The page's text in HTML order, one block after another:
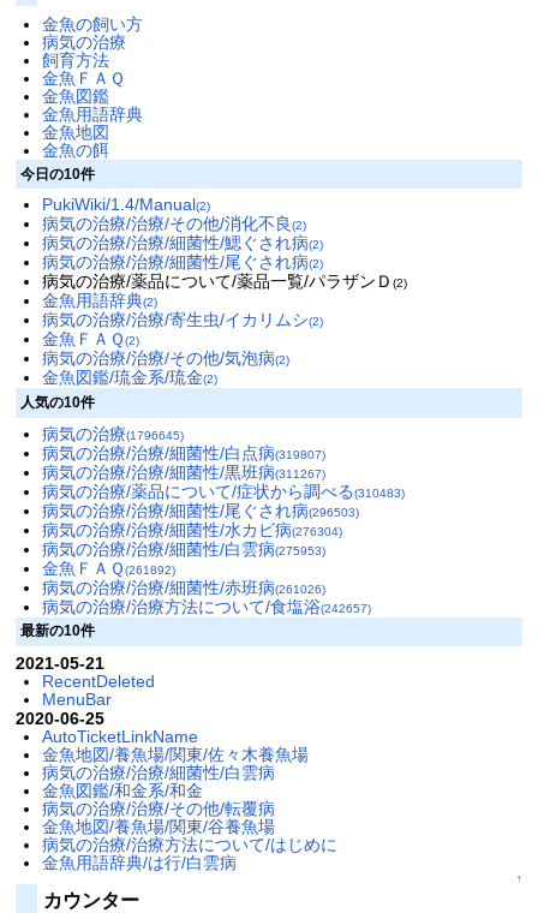
金魚の飼い方
病気の治療
飼育方法
金魚ＦＡＱ
金魚図鑑
金魚用語辞典
金魚地図
金魚の餌
今日の10件
PukiWiki/1.4/Manual(2)
病気の治療/治療/その他/消化不良(2)
病気の治療/治療/細菌性/鰓ぐされ病(2)
病気の治療/治療/細菌性/尾ぐされ病(2)
病気の治療/薬品について/薬品一覧/パラザンＤ (2)
金魚用語辞典(2)
病気の治療/治療/寄生虫/イカリムシ(2)
金魚ＦＡＱ(2)
病気の治療/治療/その他/気泡病(2)
金魚図鑑/琉金系/琉金(2)
人気の10件
病気の治療(1796645)
病気の治療/治療/細菌性/白点病(319807)
病気の治療/治療/細菌性/黒班病(311267)
病気の治療/薬品について/症状から調べる(310483)
病気の治療/治療/細菌性/尾ぐされ病(296503)
病気の治療/治療/細菌性/水カビ病(276304)
病気の治療/治療/細菌性/白雲病(275953)
金魚ＦＡＱ(261892)
病気の治療/治療/細菌性/赤班病(261026)
病気の治療/治療方法について/食塩浴(242657)
最新の10件
2021-05-21
RecentDeleted
MenuBar
2020-06-25
AutoTicketLinkName
金魚地図/養魚場/関東/佐々木養魚場
病気の治療/治療/細菌性/白雲病
金魚図鑑/和金系/和金
病気の治療/治療/その他/転覆病
金魚地図/養魚場/関東/谷養魚場
病気の治療/治療方法について/はじめに
金魚用語辞典/は行/白雲病
↑
カウンター